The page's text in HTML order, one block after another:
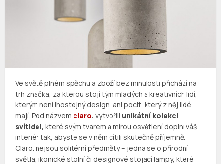
Ve světě plném spěchu a zboží bez minulosti přichází na
trh značka, za kterou stojí tým mladých a kreativních lidí,
kterým není lhostejný design, ani pocit, který z něj lidé
mají. Pod názvem claro. vytvořili unikátní kolekci
svítidel, které svým tvarem a mírou osvětlení doplní váš
interiér tak, abyste se v něm cítili skutečně příjemně.
Claro. nejsou solitérní předměty – jedná se o přírodní
světla, ikonické stolní či designové stojací lampy, které